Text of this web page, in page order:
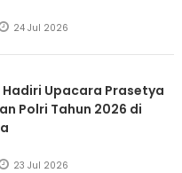
24 Jul 2026
Hadiri Upacara Prasetya
Polri Tahun 2026 di
23 Jul 2026